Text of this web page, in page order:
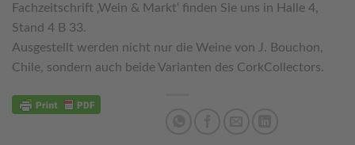
Fachzeitschrift ‚Wein & Markt‘ finden Sie uns in Halle 4,
Stand 4 B 33.
Ausgestellt werden nicht nur die Weine von J. Bouchon,
Chile, sondern auch beide Varianten des CorkCollectors.